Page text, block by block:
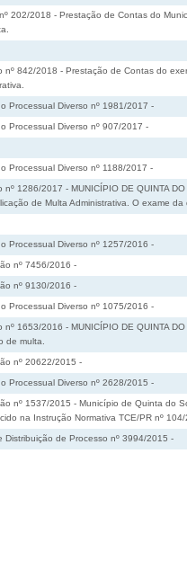
202/2018 - Prestação de Contas do
nº 842/2018 - Prestação de Contas do
Processual Diverso nº 1981/2017 -
Processual Diverso nº 907/2017 -
Processual Diverso nº 1188/2017 -
nº 1286/2017 - MUNICÍPIO DE QUINTA
de Multa Administrativa. O exame
Processual Diverso nº 1257/2016 -
nº 7456/2016 -
nº 9130/2016 -
Processual Diverso nº 1075/2016 -
nº 1653/2016 - MUNICÍPIO DE QUINTA
de multa.
nº 20622/2015 -
Processual Diverso nº 2628/2015 -
nº 1537/2015 - Município de Quinta do
na Instrução Normativa TCE/PR nº
Distribuição de Processo nº 3994/2015 -